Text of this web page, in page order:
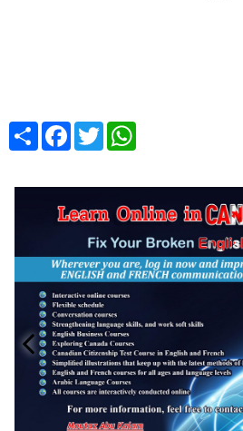
Share
FacebookTwitter
WhatsApp